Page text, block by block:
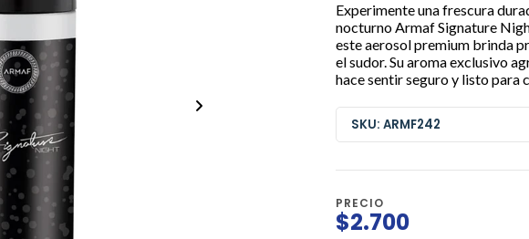
Experimente una frescura
nocturno Armaf Signature
este aerosol premium brinda
el sudor. Su aroma exclusivo
hace sentir seguro y listo para
SKU: ARMF242
PRECIO
$2.700